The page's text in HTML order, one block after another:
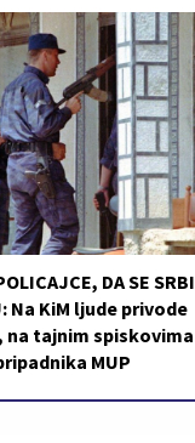
DA SE SRBI
Na KiM ljude privode
na tajnim spiskovima
MUP